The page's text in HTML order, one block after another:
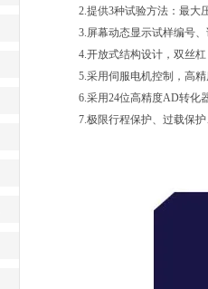
2.提供3种试验方法：最大
3.屏幕动态显示试样编号
4.开放式结构设计，双丝
5.采用伺服电机控制，高
6.采用24位高精度AD转化
7.极限行程保护、过载保